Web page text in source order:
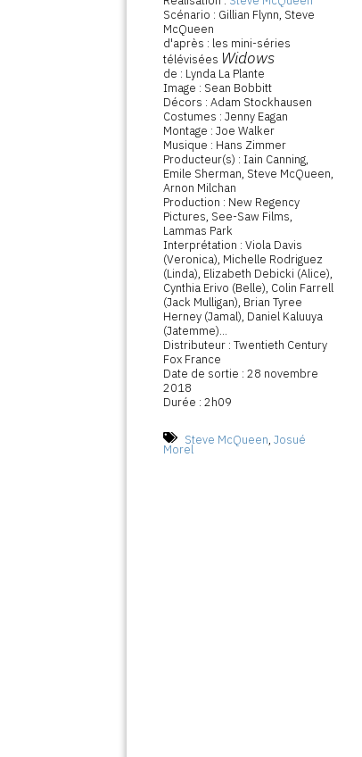
Scénario : Gillian Flynn, Steve
McQueen
d'après : les mini-séries
télévisées Widows
de : Lynda La Plante
Image : Sean Bobbitt
Décors : Adam Stockhausen
Costumes : Jenny Eagan
Montage : Joe Walker
Musique : Hans Zimmer
Producteur(s) : Iain Canning,
Emile Sherman, Steve McQueen,
Arnon Milchan
Production : New Regency
Pictures, See-Saw Films,
Lammas Park
Interprétation : Viola Davis
(Veronica), Michelle Rodriguez
(Linda), Elizabeth Debicki (Alice),
Cynthia Erivo (Belle), Colin Farrell
(Jack Mulligan), Brian Tyree
Herney (Jamal), Daniel Kaluuya
(Jatemme)...
Distributeur : Twentieth Century
Fox France
Date de sortie : 28 novembre
2018
Durée : 2h09
Steve McQueen ,Josué
Morel